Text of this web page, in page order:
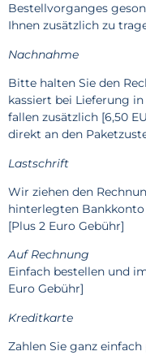
Bestellvorganges
Ihnen zusätzlich zu
Nachnahme
Bitte halten Sie den
kassiert bei Lieferung
fallen zusätzlich [6,50
direkt an den
Lastschrift
Wir ziehen den
hinterlegten
[Plus 2 Euro Gebühr]
Auf Rechnung
Einfach bestellen und
Euro Gebühr]
Kreditkarte
Zahlen Sie ganz